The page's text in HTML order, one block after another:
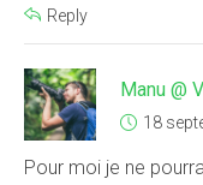
Reply
Manu @
18
Pour moi je ne